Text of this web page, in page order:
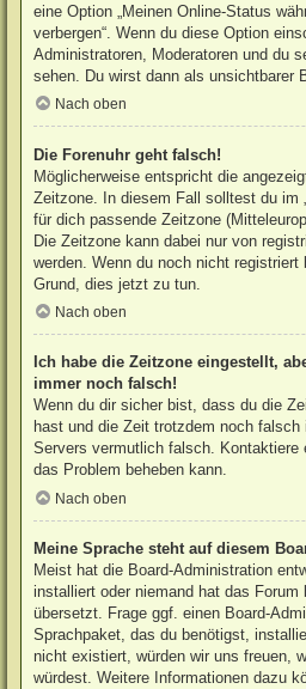
eine Option „Meinen Online-Status
verbergen“. Wenn du diese Option
Administratoren, Moderatoren und du
sehen. Du wirst dann als unsichtbarer
Nach oben
Die Forenuhr geht falsch!
Möglicherweise entspricht die
Zeitzone. In diesem Fall solltest du im
für dich passende Zeitzone
Die Zeitzone kann dabei nur von
werden. Wenn du noch nicht
Grund, dies jetzt zu tun.
Nach oben
Ich habe die Zeitzone eingestellt,
immer noch falsch!
Wenn du dir sicher bist, dass du die
hast und die Zeit trotzdem noch
Servers vermutlich falsch. Kontaktiere
das Problem beheben kann.
Nach oben
Meine Sprache steht auf diesem
Meist hat die Board-Administration
installiert oder niemand hat das Forum
übersetzt. Frage ggf. einen Board-
Sprachpaket, das du benötigst,
nicht existiert, würden wir uns freuen,
würdest. Weitere Informationen dazu